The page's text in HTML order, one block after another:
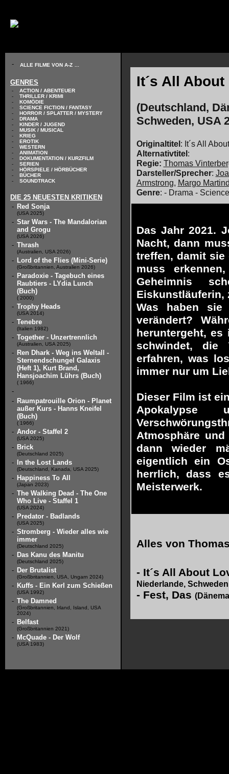
- ALLE FILME VON A-Z
GENRES
-
-
-
-
-
-
-
-
-
-
-
-
-
-
-
-
-
ACTION / ABENTEUER
THRILLER / KRIMI
KOMÖDIE
SCIENCE FICTION / FANTASY
HORROR / SPLATTER / MYSTERY
DRAMA
KINDER / JUGEND
MUSIK / MUSICAL
KRIEG
EROTIK
WESTERN
ANIMATION
DOKUMENTATION / KURZFILM
SERIEN
HÖRSPIELE / HÖRBÜCHER
BÜCHER
SOUNDTRACK
DIE 25 NEUESTEN KRITIKEN
- Red Sonja
(USA 2025)
- Star Wars - The Mandalorian
and Grogu
(USA 2026)
- Thrash
(Australien, USA 2026)
- Lord of the Flies (Mini-Serie)
(Großbritannien, Australien 2026)
- Paradoxie - Tagebuch eines
Raubtiers - LYdia Lunch
(Buch)
( 2000)
- Trophy Heads
(USA 2014)
- Tenebre
(Italien 1982)
- Together - Unzertrennlich
(Australien, USA 2025)
- Ren Dhark - Weg ins Weltall -
Sternendschungel Galaxis
(Heft 1), Kurt Brand,
Hansjoachim Lührs (Buch)
( 1966)
-
- Raumpatrouille Orion - Planet
außer Kurs - Hanns Kneifel
(Buch)
( 1966)
- Andor - Staffel 2
(USA 2025)
- Brick
(Deutschland 2025)
- In the Lost Lands
(Deutschland, Kanada, USA 2025)
- Happiness To All
(Japan 2023)
- The Walking Dead - The One
Who Live - Staffel 1
(USA 2024)
- Predator - Badlands
(USA 2025)
- Stromberg - Wieder alles wie
immer
(Deutschland 2025)
- Das Kanu des Manitu
(Deutschland 2025)
- Der Brutalist
(Großbritannien, USA, Ungarn 2024)
- Kuffs - Ein Kerl zum Schießen
(USA 1992)
- The Damned
(Großbritannien, Irland, Island, USA
2024)
- Belfast
(Großbritannien 2021)
- McQuade - Der Wolf
(USA 1983)
It´s All About
(Deutschland,
Schweden, USA
Originaltitel : It´s All
Alternativtitel :
Regie: Thomas
Darsteller/Sprecher:
Armstrong, Margo
Genre: - Drama -
Das Jahr 2021.
Nacht, dann
treffen, damit sie
muss
Geheimnis
Eiskunstläuferin,
Was haben
verändert?
heruntergeht,
schwindet, die
erfahren, was
immer nur um
Dieser Film ist
Apokalypse
Atmosphäre
dann wieder
eigentlich ein
herrlich, dass
Meisterwerk.
Alles von
- It´s All About
Niederlande,
- Fest, Das